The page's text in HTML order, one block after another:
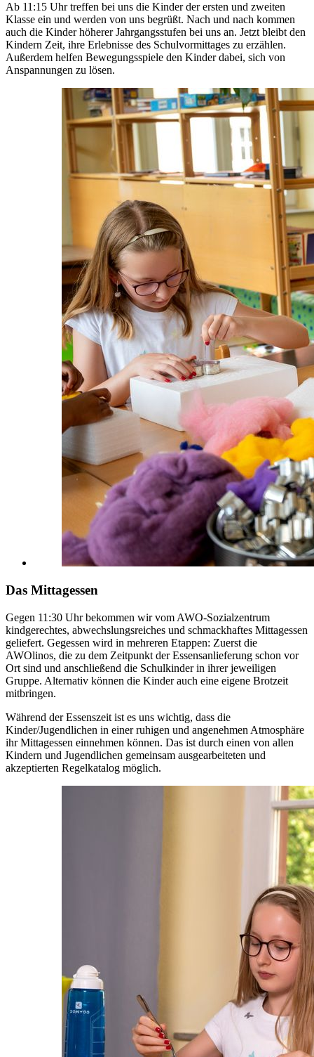
Ab 11:15 Uhr treffen bei uns die Kinder der ersten und zweiten
Klasse ein und werden von uns begrüßt. Nach und nach kommen
auch die Kinder höherer Jahrgangsstufen bei uns an. Jetzt bleibt den
Kindern Zeit, ihre Erlebnisse des Schulvormittages zu erzählen.
Außerdem helfen Bewegungsspiele den Kinder dabei, sich von
Anspannungen zu lösen.
Das Mittagessen
Gegen 11:30 Uhr bekommen wir vom AWO-Sozialzentrum
kindgerechtes, abwechslungsreiches und schmackhaftes Mittagessen
geliefert. Gegessen wird in mehreren Etappen: Zuerst die
AWOlinos, die zu dem Zeitpunkt der Essensanlieferung schon vor
Ort sind und anschließend die Schulkinder in ihrer jeweiligen
Gruppe. Alternativ können die Kinder auch eine eigene Brotzeit
mitbringen.
Während der Essenszeit ist es uns wichtig, dass die
Kinder/Jugendlichen in einer ruhigen und angenehmen Atmosphäre
ihr Mittagessen einnehmen können. Das ist durch einen von allen
Kindern und Jugendlichen gemeinsam ausgearbeiteten und
akzeptierten Regelkatalog möglich.